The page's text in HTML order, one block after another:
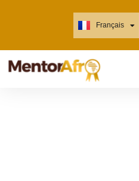
Français
English